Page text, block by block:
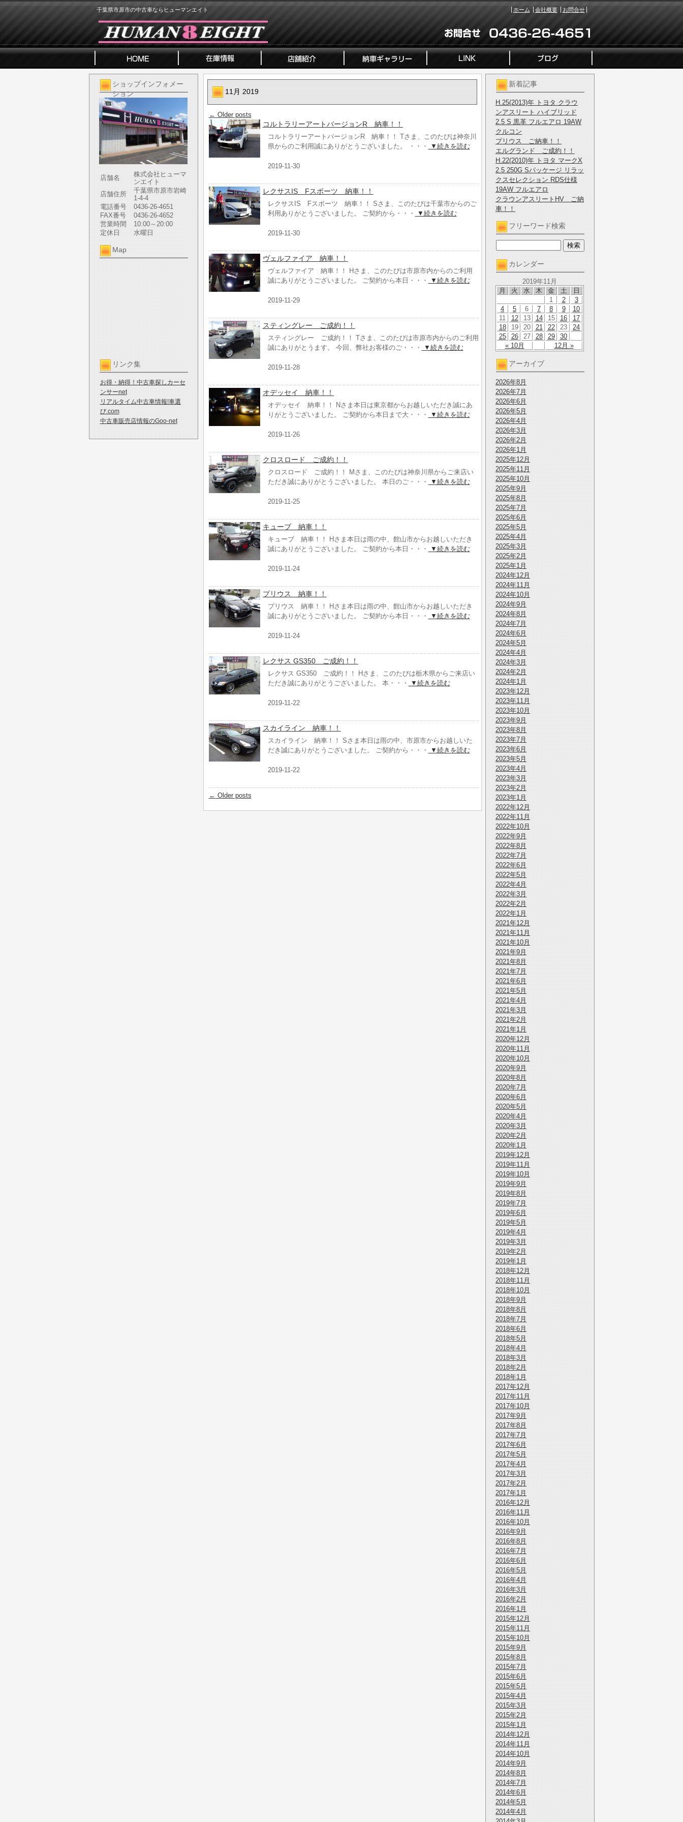
千葉県市原市の中古車ならヒューマンエイト ホーム 会社概要 お問合せ
ショップインフォメー
ション
店舗名
株式会社ヒューマ
ンエイト
店舗住所
千葉県市原市岩崎
1-4-4
電話番号
0436-26-4651
FAX番号
0436-26-4652
営業時間
10:00～20:00
定休日
水曜日
Map
リンク集
お得・納得！中古車探しカーセ
ンサーnet
リアルタイム中古車情報!車選
び.com
中古車販売店情報のGoo-net
新着記事
H.25(2013)年 トヨタ クラウ
ンアスリート ハイブリッド
2.5 S 黒革 フルエアロ 19AW
クルコン
プリウス ご納車！！
エルグランド ご成約！！
H.22(2010)年 トヨタ マークX
2.5 250G Sパッケージ リラッ
クスセレクション RDS仕様
19AW フルエアロ
クラウンアスリートHV ご納
車！！
フリーワード検索
カレンダー
2019年11月
月
火 水 木 金 土 日
« 10月 12月 »
1 2
3
4
5 6 7 8 9
10
11
12 13 14 15 16
17
18
19 20 21 22 23
24
25
26 27 28 29 30
アーカイブ
2026年8月
2026年7月
2026年6月
2026年5月
2026年4月
2026年3月
2026年2月
2026年1月
2025年12月
2025年11月
2025年10月
2025年9月
2025年8月
2025年7月
2025年6月
2025年5月
2025年4月
2025年3月
2025年2月
2025年1月
2024年12月
2024年11月
2024年10月
2024年9月
2024年8月
2024年7月
2024年6月
2024年5月
2024年4月
2024年3月
2024年2月
2024年1月
2023年12月
2023年11月
2023年10月
2023年9月
2023年8月
2023年7月
2023年6月
2023年5月
2023年4月
2023年3月
2023年2月
2023年1月
2022年12月
2022年11月
2022年10月
2022年9月
2022年8月
2022年7月
2022年6月
2022年5月
2022年4月
2022年3月
2022年2月
2022年1月
2021年12月
2021年11月
2021年10月
2021年9月
2021年8月
2021年7月
2021年6月
2021年5月
2021年4月
2021年3月
2021年2月
2021年1月
2020年12月
2020年11月
2020年10月
2020年9月
2020年8月
2020年7月
2020年6月
2020年5月
2020年4月
2020年3月
2020年2月
2020年1月
2019年12月
2019年11月
2019年10月
2019年9月
2019年8月
2019年7月
2019年6月
2019年5月
2019年4月
2019年3月
2019年2月
2019年1月
2018年12月
2018年11月
2018年10月
2018年9月
2018年8月
2018年7月
2018年6月
2018年5月
2018年4月
2018年3月
2018年2月
2018年1月
2017年12月
2017年11月
2017年10月
2017年9月
2017年8月
2017年7月
2017年6月
2017年5月
2017年4月
2017年3月
2017年2月
2017年1月
2016年12月
2016年11月
2016年10月
2016年9月
2016年8月
2016年7月
2016年6月
2016年5月
2016年4月
2016年3月
2016年2月
2016年1月
2015年12月
2015年11月
2015年10月
2015年9月
2015年8月
2015年7月
2015年6月
2015年5月
2015年4月
2015年3月
2015年2月
2015年1月
2014年12月
2014年11月
2014年10月
2014年9月
2014年8月
2014年7月
2014年6月
2014年5月
2014年4月
11月 2019
← Older posts
コルトラリーアートバージョンR 納車！！
コルトラリーアートバージョンR 納車！！ Tさま、このたびは神奈川
県からのご利用誠にありがとうございました。 ・・・
▼続きを読む
2019-11-30
レクサスIS Fスポーツ 納車！！
レクサスIS Fスポーツ 納車！！ Sさま、このたびは千葉市からのご
利用ありがとうございました。 ご契約から・・・
▼続きを読む
2019-11-30
ヴェルファイア 納車！！
ヴェルファイア 納車！！ Hさま、このたびは市原市内からのご利用
誠にありがとうございました。 ご契約から本日・・・
▼続きを読む
2019-11-29
スティングレー ご成約！！
スティングレー ご成約！！ Tさま、このたびは市原市内からのご利用
誠にありがとうます。 今回、弊社お客様のご・・・
▼続きを読む
2019-11-28
オデッセイ 納車！！
オデッセイ 納車！！ Nさま本日は東京都からお越しいただき誠にあ
りがとうございました。 ご契約から本日まで大・・・
▼続きを読む
2019-11-26
クロスロード ご成約！！
クロスロード ご成約！！ Mさま、このたびは神奈川県からご来店い
ただき誠にありがとうございました。 本日のご・・・
▼続きを読む
2019-11-25
キューブ 納車！！
キューブ 納車！！ Hさま本日は雨の中、館山市からお越しいただき
誠にありがとうございました。 ご契約から本日・・・
▼続きを読む
2019-11-24
プリウス 納車！！
プリウス 納車！！ Hさま本日は雨の中、館山市からお越しいただき
誠にありがとうございました。 ご契約から本日・・・
▼続きを読む
2019-11-24
レクサス GS350 ご成約！！
レクサス GS350 ご成約！！ Hさま、このたびは栃木県からご来店い
ただき誠にありがとうございました。 本・・・
▼続きを読む
2019-11-22
スカイライン 納車！！
スカイライン 納車！！ Sさま本日は雨の中、市原市からお越しいた
だき誠にありがとうございました。 ご契約から・・・
▼続きを読む
2019-11-22
← Older posts